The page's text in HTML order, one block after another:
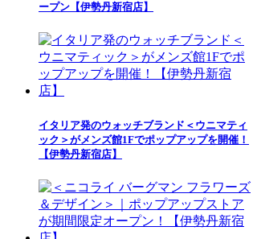
ープン【伊勢丹新宿店】
イタリア発のウォッチブランド＜ウニマティ
ック＞がメンズ館1Fでポップアップを開催！
【伊勢丹新宿店】